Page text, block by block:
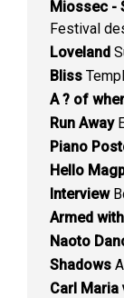
Miossec -
Festival
Loveland
Bliss
A ? of
Run Away
Piano
Hello
Interview
Armed
Naoto
Shadows
Carl Maria